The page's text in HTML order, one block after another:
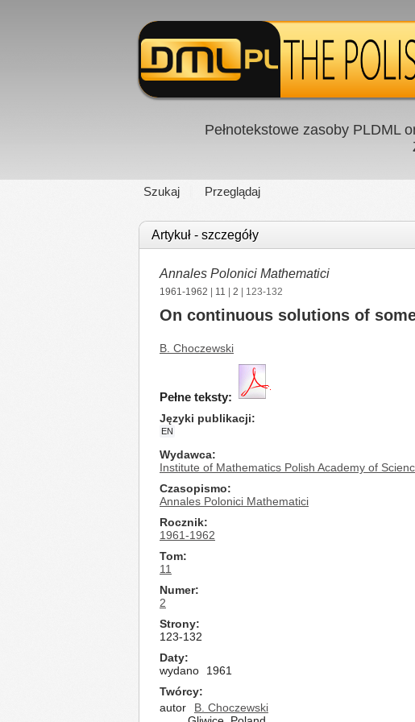
Pełnotekstowe zasoby PLDML
Szukaj Przeglądaj
Artykuł - szczegóły
Annales Polonici Mathematici
1961-1962 11 2 | 123-132
On continuous solutions of
B. Choczewski
Pełne teksty:
Języki publikacji
EN
Wydawca
Institute of Mathematics Polish Academy of
Czasopismo
Annales Polonici Mathematici
Rocznik
1961-1962
Tom
11
Numer
2
Strony
123-132
Daty
wydano
1961
Twórcy
autor
B. Choczewski